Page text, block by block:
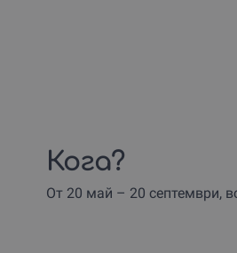
Кога?
От 20 май – 20 септември,